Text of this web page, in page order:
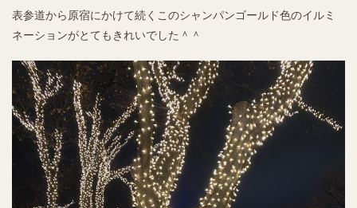
表参道から原宿にかけて続くこのシャンパンゴールド色のイルミ
ネーションがとてもきれいでした＾＾